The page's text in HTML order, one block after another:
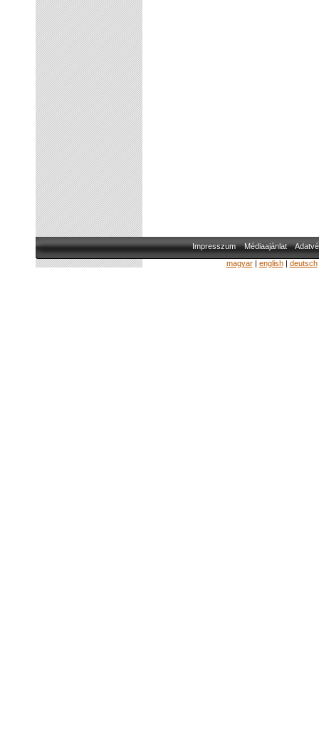
Impresszum Médiaajánlat
magyar| english| deutsch